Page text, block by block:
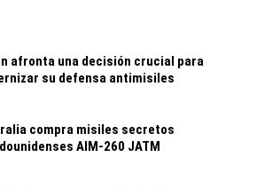
afronta una decisión crucial para
su defensa antimisiles
compra misiles secretos
AIM-260 JATM